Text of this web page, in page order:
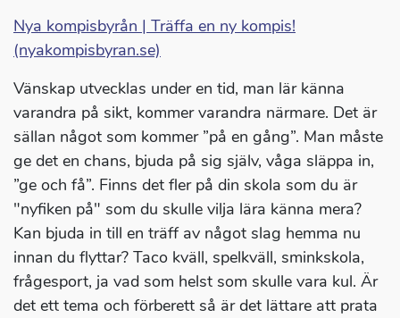
Nya kompisbyrån | Träffa en ny kompis!
(nyakompisbyran.se)
Vänskap utvecklas under en tid, man lär känna
varandra på sikt, kommer varandra närmare. Det är
sällan något som kommer ”på en gång”. Man måste
ge det en chans, bjuda på sig själv, våga släppa in,
”ge och få”. Finns det fler på din skola som du är
"nyfiken på" som du skulle vilja lära känna mera?
Kan bjuda in till en träff av något slag hemma nu
innan du flyttar? Taco kväll, spelkväll, sminkskola,
frågesport, ja vad som helst som skulle vara kul. Är
det ett tema och förberett så är det lättare att prata